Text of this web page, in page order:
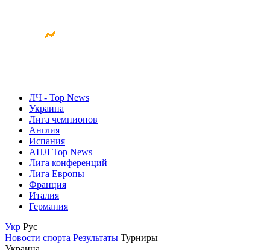
ЛЧ - Top News
Украина
Лига чемпионов
Англия
Испания
АПЛ Top News
Лига конференций
Лига Европы
Франция
Италия
Германия
Укр Рус
Новости спорта Результаты Турниры